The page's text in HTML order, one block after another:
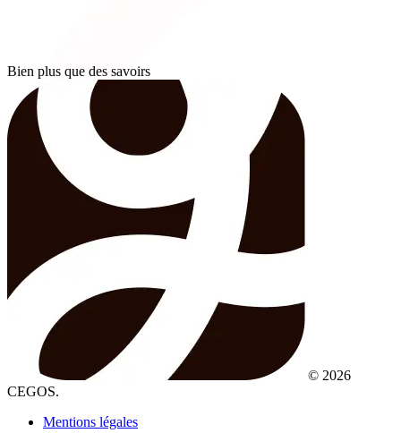
Bien plus que des savoirs
© 2026
CEGOS.
Mentions légales